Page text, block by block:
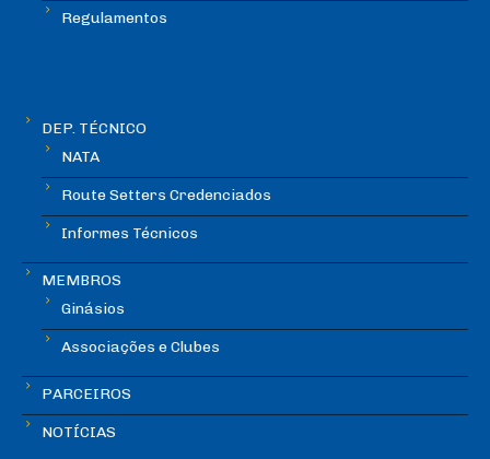
Regulamentos
DEP. TÉCNICO
NATA
Route Setters Credenciados
Informes Técnicos
MEMBROS
Ginásios
Associações e Clubes
PARCEIROS
NOTÍCIAS